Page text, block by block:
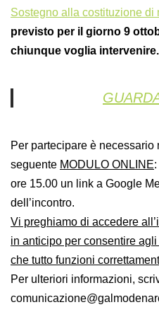
Sostegno alla costituzione di
previsto per il giorno 9
chiunque voglia intervenire.
Per partecipare è necessario
seguente MODULO ONLINE
ore 15.00 un link a Google
dell’incontro.
Vi preghiamo di accedere
in anticipo per consentire
che tutto funzioni
Per ulteriori informazioni,